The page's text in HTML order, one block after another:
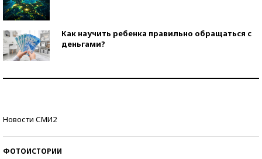
Как научить ребенка правильно обращаться с
деньгами?
Новости СМИ2
ФОТОИСТОРИИ